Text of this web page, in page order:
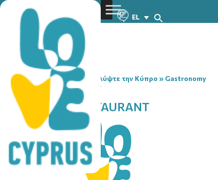
EL
You are here:Home» Ανακαλύψτε την Κύπρο » Gastronomy
» FOOD IDEAS RESTAURANT
FOOD IDEAS RESTAURANT